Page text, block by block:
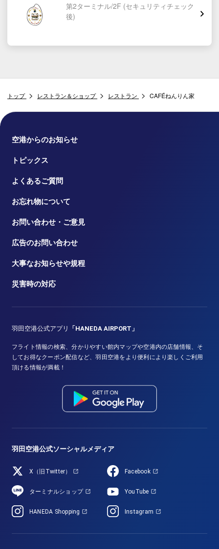
第2ターミナル/2F (セキュリティチェック
後)
トップ レストラン＆ショップ レストラン CAFÉねんりん家
空港からのお知らせ
トピックス
よくあるご質問
お忘れ物について
お問い合わせ・ご意見
広告のお問い合わせ
大事なお知らせや規程
災害時の対応
羽田空港公式アプリ 「HANEDA AIRPORT」
フライト情報の検索、分かりやすい館内マップや空港内の店舗情報、そ
してお得なクーポン配信など、羽田空港をより便利により楽しくご利用
頂ける情報が満載！
羽田空港公式ソーシャルメディア
X（旧Twitter） Facebook
ターミナルショップ YouTube
HANEDA Shopping Instagram